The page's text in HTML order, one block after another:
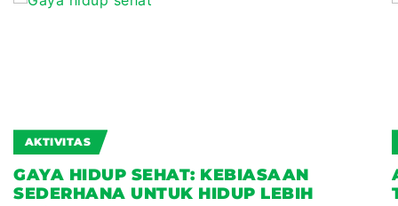
AKTIVITAS
GAYA HIDUP SEHAT: KEBIASAAN
SEDERHANA UNTUK HIDUP LEBIH